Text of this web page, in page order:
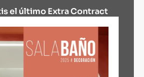
el último Extra Contract